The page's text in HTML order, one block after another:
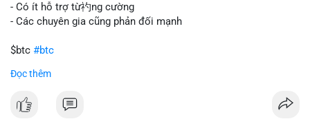
gây sốc thanh khoản tức thời, nhưng vẫn đủ sức tạo biến động
tâm lý ngắn hạn nếu hướng đến sàn tập trung.
Lời khuyên cho nhà đầu tư nhỏ lẻ:
hướng đi của dòng tiền. Tránh hành động theo cảm xúc, ưu
rõ ràng về đích đến của số BTC này.
- Có ít hỗ trợ từ礿ng cường
- Các chuyên gia cũng phản đối mạnh
$btc #btc
#vlikevn
📰 Nguồn: CoinDesk
Đọc thêm